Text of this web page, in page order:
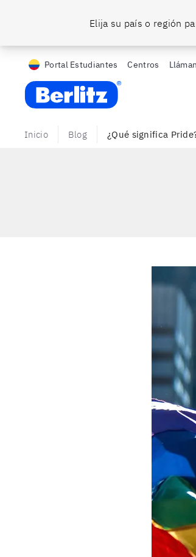
Elija su país o región
Portal Estudiantes Centros
Berlitz CO
Inicio Blog ¿Qué significa